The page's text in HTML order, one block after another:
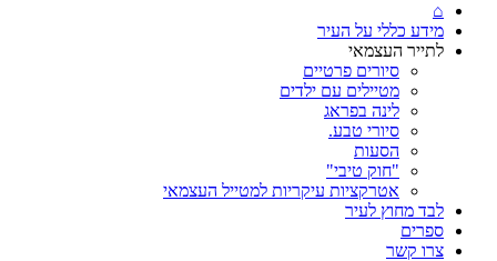
⌂
מידע כללי על העיר
לתייר העצמאי
סיורים פרטיים
מטיילים עם ילדים
לינה בפראג
סיורי טבע.
הסעות
"חוק טיבי"
אטרקציות עיקריות למטייל העצמאי
לבד מחוץ לעיר
ספרים
צרו קשר